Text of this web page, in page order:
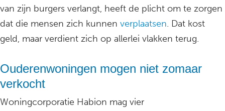
van zijn burgers verlangt, heeft de plicht om te zorgen
dat die mensen zich kunnen verplaatsen. Dat kost
geld, maar verdient zich op allerlei vlakken terug.
Ouderenwoningen mogen niet zomaar
verkocht
Woningcorporatie Habion mag vier